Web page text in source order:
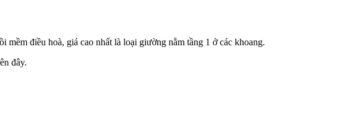
điều hoà, giá cao nhất là loại giường nằm tầng 1 ở các khoang.
đây.